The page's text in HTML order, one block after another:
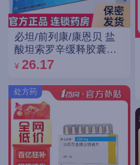
必坦/前列康/康恩贝 盐
酸坦索罗辛缓释胶囊
0.2mg*14粒/盒
¥ 26.17
处方药